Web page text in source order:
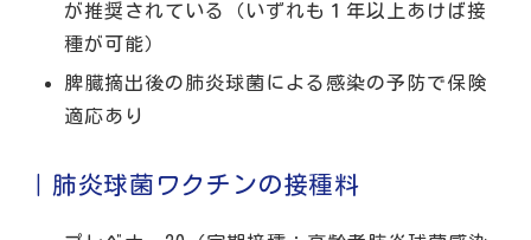
が推奨されている（いずれも１年以上あけば接
種が可能）
脾臓摘出後の肺炎球菌による感染の予防で保険
適応あり
｜肺炎球菌ワクチンの接種料